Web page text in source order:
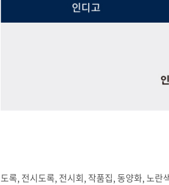
도록, 전시도록, 전시회, 작품집, 동양화, 노